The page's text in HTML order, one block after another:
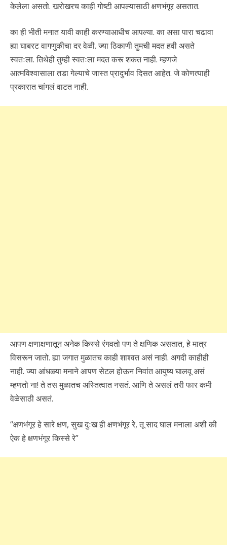
केलेला असतो. खरोखरच काही गोष्टी आपल्यासाठी क्षणभंगूर असतात.
का ही भीती मनात यावी काही करण्याआधीच आपल्या. का असा पारा चढावा
ह्या घाबरट वागणुकीचा दर वेळी. ज्या ठिकाणी तुमची मदत हवी असते
स्वतःला. तिथेही तुम्ही स्वतःला मदत करू शकत नाही. म्हणजे
आत्मविश्वासाला तडा गेल्याचे जास्त प्रादुर्भाव दिसत आहेत. जे कोणत्याही
प्रकारात चांगलं वाटत नाही.
आपण क्षणाक्षणातून अनेक किस्से रंगवतो पण ते क्षणिक असतात, हे मात्र
विसरून जातो. ह्या जगात मुळातच काही शाश्वत असं नाही. अगदी काहीही
नाही. ज्या आंधळ्या मनाने आपण सेटल होऊन निवांत आयुष्य घालवू असं
म्हणतो ना! ते तस मुळातच अस्तित्वात नसतं. आणि ते असलं तरी फार कमी
वेळेसाठी असतं.
“क्षणभंगूर हे सारे क्षण, सुख दुःख ही क्षणभंगूर रे, तू साद घाल मनाला अशी की
ऐक हे क्षणभंगूर किस्से रे”